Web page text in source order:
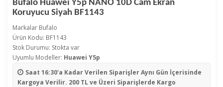
Bufalo Huawei Y5p NANO 10D Cam Ekran
Koruyucu Siyah BF1143
Markalar Bufalo
Ürün Kodu: BF1143
Stok Durumu: Stokta var
Uyumlu Modeller: Huawei Y5p
Saat 16:30'a Kadar Verilen SiparişlerAynı Gün İçerisinde
Kargoya Verilir. 200 TL ve Üzeri Siparişlerde Kargo